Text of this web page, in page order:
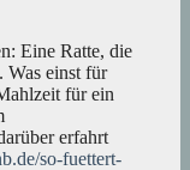
Eine Ratte, die
Was einst für
für ein
erfahrt
so-fuettert-